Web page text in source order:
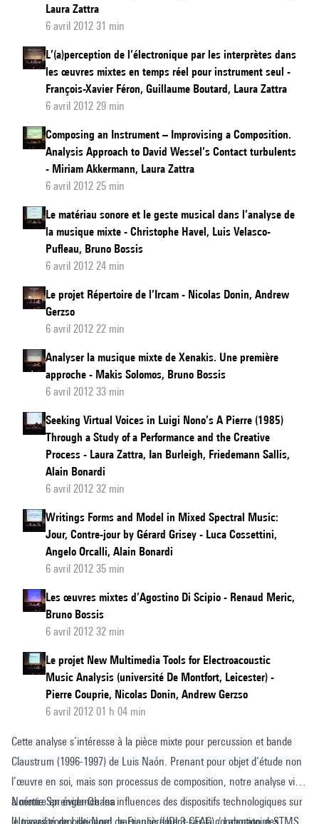
mixte
Luis
Naón
cas
de
Claustrum
Laura Zattra
6 avril 2012 31 min
L’(a)perception de l’électronique par les interprètes dans
les œuvres mixtes en temps réel pour instrument seul -
François-Xavier Féron, Guillaume Boutard, Laura Zattra
6 avril 2012 29 min
Composing an Instrument – Improvising a Composition.
Analysis Approach to David Wessel’s Contact turbulents
- Miriam Akkermann, Laura Zattra
6 avril 2012 25 min
Le matériau sonore et le geste musical dans l’analyse de
la musique mixte - Christophe Havel, Luis Velasco-
Pufleau, Bruno Bossis
6 avril 2012 24 min
Le projet Répertoire de l’Ircam - Nicolas Donin, Andrew
Gerzso
6 avril 2012 22 min
Analyser la musique mixte de Xenakis. Une première
approche - Makis Solomos, Bruno Bossis
6 avril 2012 33 min
Seeking Virtual Voices in Luigi Nono’s A Pierre (1985)
Through a Study of a Performance and the Creative
Process - Laura Zattra, Ian Burleigh, Friedemann Sallis,
Alain Bonardi
6 avril 2012 32 min
Writings Forms and Model in Mixed Spectral Music:
Jour, Contre-jour by Gérard Grisey - Luca Cossettini,
Angelo Orcalli, Alain Bonardi
6 avril 2012 35 min
Les œuvres mixtes d’Agostino Di Scipio - Renaud Meric,
Bruno Bossis
6 avril 2012 32 min
Le projet New Multimedia Tools for Electroacoustic
Music Analysis (université De Montfort, Leicester) -
Pierre Couprie, Nicolas Donin, Andrew Gerzso
6 avril 2012 01 h 04 min
Cette analyse s’intéresse à la pièce mixte pour percussion et bande
Claustrum (1996-1997) de Luis Naón. Prenant pour objet d’étude non
l’œuvre en soi, mais son processus de composition, notre analyse vise
à mettre en évidence les influences des dispositifs technologiques sur
Noémie Sprenger-Ohana